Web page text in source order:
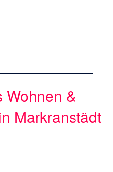
Wohnen &
Markranstädt